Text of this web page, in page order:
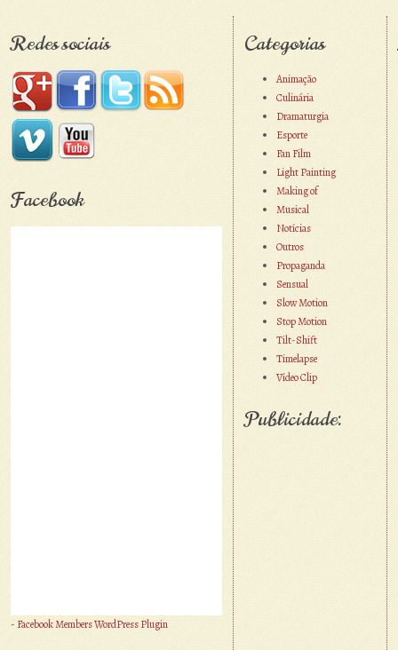
Redes sociais
Facebook
- Facebook Members WordPress Plugin
Categorias
Animação
Culinária
Dramaturgia
Esporte
Fan Film
Light Painting
Making of
Musical
Notícias
Outros
Propaganda
Sensual
Slow Motion
Stop Motion
Tilt-Shift
Timelapse
Vídeo Clip
Publicidade: